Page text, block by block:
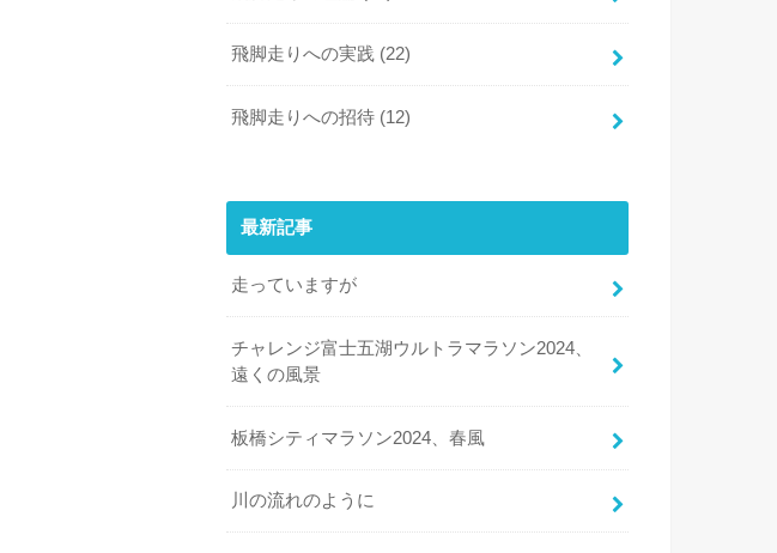
飛脚走りへの実践 (22)
飛脚走りへの招待 (12)
最新記事
走っていますが
チャレンジ富士五湖ウルトラマラソン2024、
遠くの風景
板橋シティマラソン2024、春風
川の流れのように